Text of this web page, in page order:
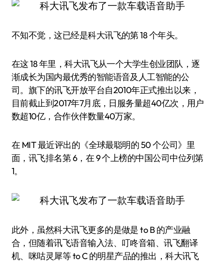
不知不觉，这已经是科大讯飞的第 18 个年头。
在这 18 年里，科大讯飞从一个大学生创业团队，逐
渐成长为国内最优秀的智能语音及人工智能的公
司。旗下的讯飞开放平台自2010年正式推出以来，
目前截止到2017年7月底，日服务量超40亿次，用户
数超10亿，合作伙伴数量40万家。
在 MIT 最近评出的《全球最聪明的 50 个公司》里
面，讯飞排名第 6，在 9 个上榜的中国公司中位列第
1。
此外，虽然科大讯飞更多的是做是 to B 的产业融
合，但随着讯飞语音输入法、叮咚音箱、讯飞翻译
机、咪咕灵犀等 to C 的明星产品的推出，科大讯飞